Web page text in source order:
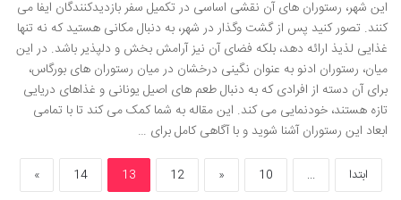
این شهر، رستوران های آن نقشی اساسی در تکمیل سفر بازدیدکنندگان ایفا می
کنند. تصور کنید پس از گشت وگذار در شهر، به دنبال مکانی هستید که نه تنها
غذایی لذیذ ارائه دهد، بلکه فضای آن نیز آرامش بخش و دلپذیر باشد. در این
میان، رستوران ادنو به عنوان نگینی درخشان در میان رستوران های بورگاس،
برای آن دسته از افرادی که به دنبال طعم های اصیل یونانی و غذاهای دریایی
تازه هستند، خودنمایی می کند. این مقاله به شما کمک می کند تا با تمامی
ابعاد این رستوران آشنا شوید و با آگاهی کامل برای …
ابتدا ...
10
«
12
13
14
»